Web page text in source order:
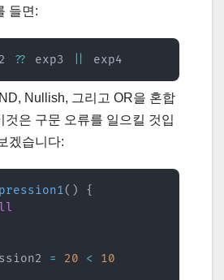
들면:
?? exp3 exp4
Nullish, 그리고 OR을 혼합
것은 구문 오류를 일으킬 것입
겠습니다:
( )
{
= 20 < 10